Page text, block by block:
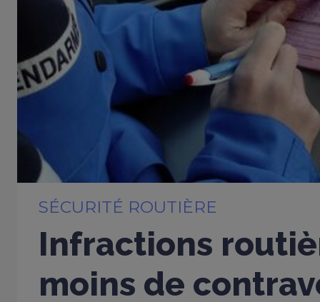
SÉCURITÉ ROUTIÈRE
Infractions
moins de